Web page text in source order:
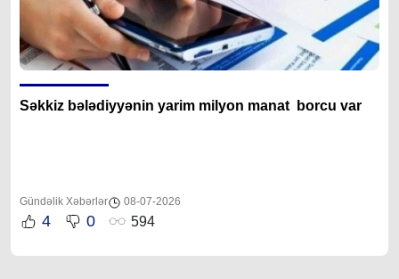
Səkkiz bələdiyyənin yarim milyon manat borcu var
Gündəlik Xəbərlər 08-07-2026
4 0 594